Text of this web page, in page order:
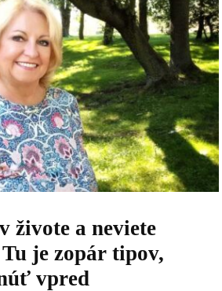
živote a neviete
je zopár tipov,
vpred